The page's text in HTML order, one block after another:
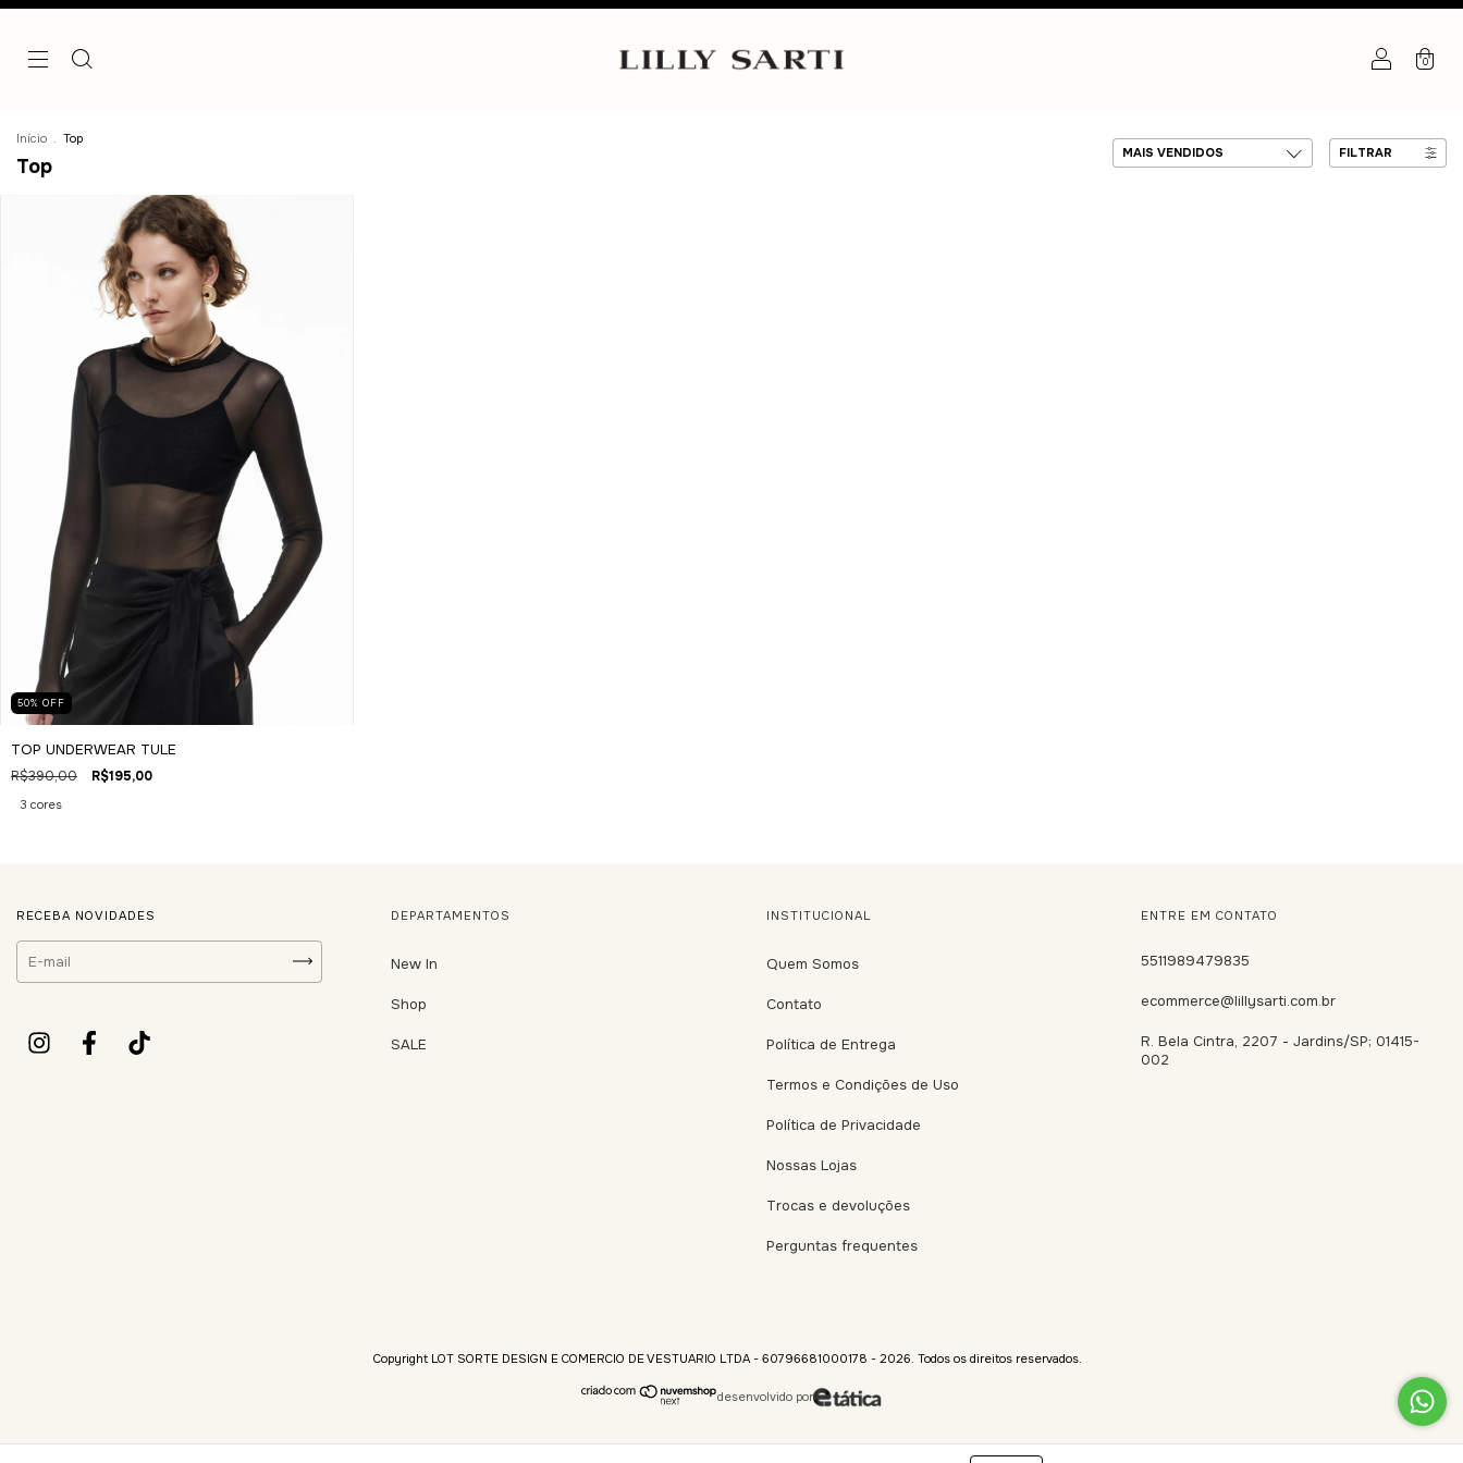
0
Início . Top
Top
FILTRAR
50% OFF
TOP UNDERWEAR TULE
R$390,00 R$195,00
3 cores
RECEBA NOVIDADES DEPARTAMENTOS
New In
Shop
SALE
INSTITUCIONAL
Quem Somos
Contato
Política de Entrega
Termos e Condições de Uso
Política de Privacidade
Nossas Lojas
Trocas e devoluções
Perguntas frequentes
ENTRE EM CONTATO
5511989479835
ecommerce@lillysarti.com.br
R. Bela Cintra, 2207 - Jardins/SP; 01415-
002
Copyright LOT SORTE DESIGN E COMERCIO DE VESTUARIO LTDA - 60796681000178 - 2026. Todos os direitos reservados.
desenvolvido por